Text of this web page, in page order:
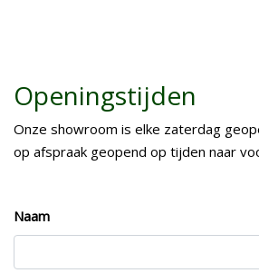
Openingstijden
Onze showroom is elke zaterdag
op afspraak geopend op tijden naar
Naam